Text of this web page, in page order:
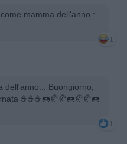
mamma dell'anno :
1
dell'anno... Buongiorno,
☕☕☕🍩🥐🥐🍩🥐🥐🍩
1